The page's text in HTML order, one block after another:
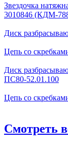
Звездочка
3010846 (КДМ-
Диск
Цепь со
Диск
ПС80-52.01.100
Цепь со
Смотреть